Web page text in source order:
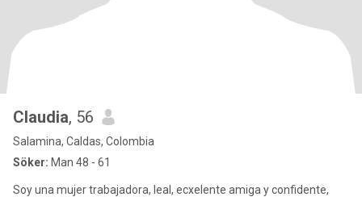
Claudia, 56
Salamina, Caldas, Colombia
Söker: Man 48 - 61
Soy una mujer trabajadora, leal, ecxelente amiga y confidente,